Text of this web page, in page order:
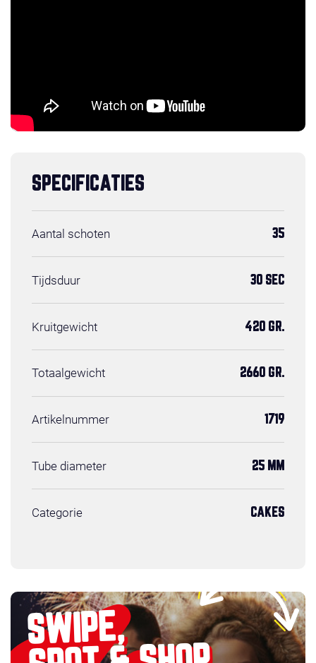
SPECIFICATIES
Aantal schoten 35
Tijdsduur 30 SEC
Kruitgewicht 420 GR.
Totaalgewicht 2660 GR.
Artikelnummer 1719
Tube diameter 25 MM
Categorie CAKES
SWIPE,